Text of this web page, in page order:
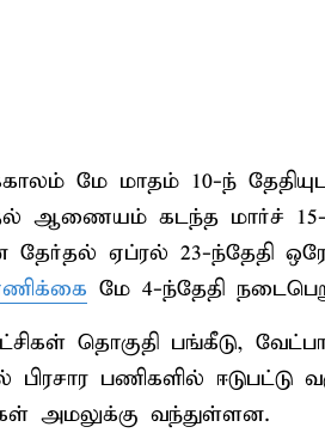
மே மாதம் 10-ந்
ஆணையம் கடந்த மார்ச் 15-
ஏப்ரல் 23-ந்தேதி ஒரே
மே 4-ந்தேதி
தொகுதி பங்கீடு,
பிரசார பணிகளில்
அமலுக்கு வந்துள்ளன.